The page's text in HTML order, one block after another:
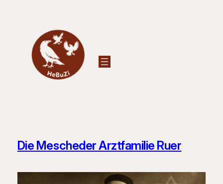
Die Mescheder Arztfamilie Ruer